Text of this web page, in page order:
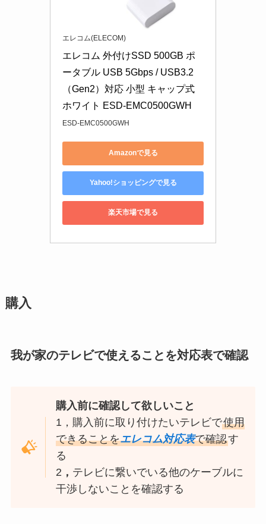
エレコム(ELECOM)
エレコム 外付けSSD 500GB ポ
ータブル USB 5Gbps / USB3.2
（Gen2）対応 小型 キャップ式
ホワイト ESD-EMC0500GWH
ESD-EMC0500GWH
Amazonで見る
Yahoo!ショッピングで見る
楽天市場で見る
購入
我が家のテレビで使えることを対応表で確認
購入前に確認して欲しいこと
1，購入前に取り付けたいテレビで使用
できることをエレコム対応表で確認す
る
2 ， テレビに繋いでいる他のケーブルに
干渉しないことを確認する